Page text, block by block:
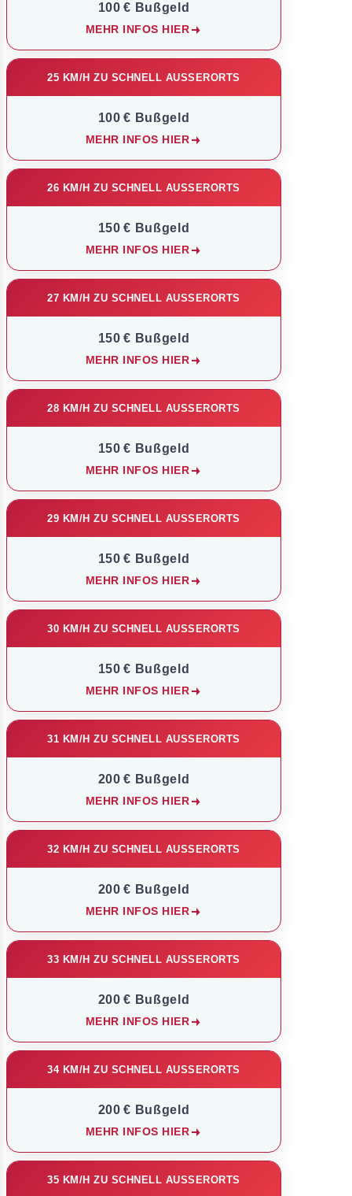
100 € Bußgeld
MEHR INFOS HIER
25 KM/H ZU SCHNELL AUSSERORTS
100 € Bußgeld
MEHR INFOS HIER
26 KM/H ZU SCHNELL AUSSERORTS
150 € Bußgeld
MEHR INFOS HIER
27 KM/H ZU SCHNELL AUSSERORTS
150 € Bußgeld
MEHR INFOS HIER
28 KM/H ZU SCHNELL AUSSERORTS
150 € Bußgeld
MEHR INFOS HIER
29 KM/H ZU SCHNELL AUSSERORTS
150 € Bußgeld
MEHR INFOS HIER
30 KM/H ZU SCHNELL AUSSERORTS
150 € Bußgeld
MEHR INFOS HIER
31 KM/H ZU SCHNELL AUSSERORTS
200 € Bußgeld
MEHR INFOS HIER
32 KM/H ZU SCHNELL AUSSERORTS
200 € Bußgeld
MEHR INFOS HIER
33 KM/H ZU SCHNELL AUSSERORTS
200 € Bußgeld
MEHR INFOS HIER
34 KM/H ZU SCHNELL AUSSERORTS
200 € Bußgeld
MEHR INFOS HIER
35 KM/H ZU SCHNELL AUSSERORTS